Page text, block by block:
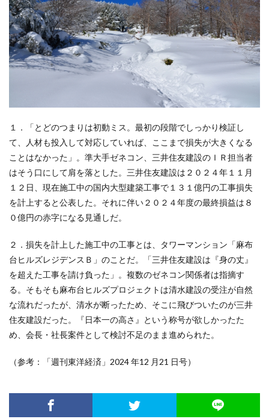
１．「とどのつまりは初動ミス。最初の段階でしっかり検証し
て、人材も投入して対応していれば、ここまで損失が大きくなる
ことはなかった」。準大手ゼネコン、三井住友建設のＩＲ担当者
はそう口にして肩を落とした。三井住友建設は２０２４年１１月
１２日、現在施工中の国内大型建築工事で１３１億円の工事損失
を計上すると公表した。それに伴い２０２４年度の最終損益は８
０億円の赤字になる見通しだ。
２．損失を計上した施工中の工事とは、タワーマンション「麻布
台ヒルズレジデンスＢ」のことだ。「三井住友建設は『身の丈』
を超えた工事を請け負った」。複数のゼネコン関係者は指摘す
る。そもそも麻布台ヒルズプロジェクトは清水建設の受注が自然
な流れだったが、清水が断ったため、そこに飛びついたのが三井
住友建設だった。『日本一の高さ』という称号が欲しかったた
め、会長・社長案件として検討不足のまま進められた。
（参考：「週刊東洋経済」2024 年12 月21 日号）